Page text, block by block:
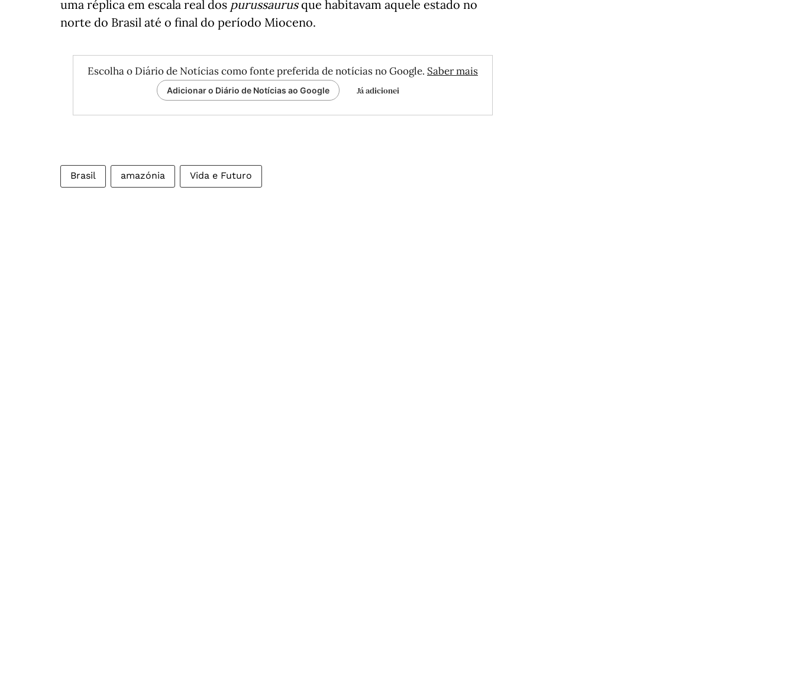
uma réplica em escala real dos purussaurus que habitavam aquele estado no
norte do Brasil até o final do período Mioceno.
Escolha o Diário de Notícias como fonte preferida de notícias no Google. Saber mais
Adicionar o Diário de Notícias ao Google Já adicionei
Brasil amazónia Vida e Futuro